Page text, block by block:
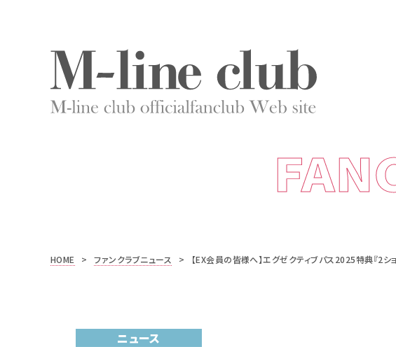
HOME > ファンクラブニュース > 【EX会員の皆様へ】エグゼクティブパス2025特典『2シ
ニュース